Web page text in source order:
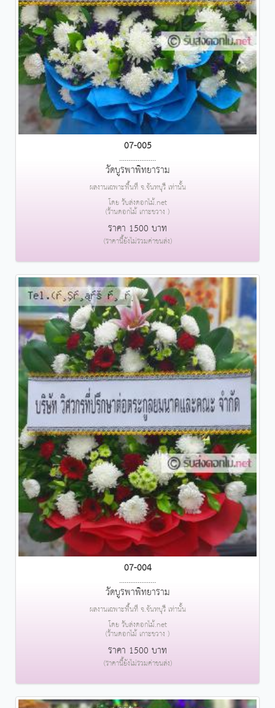
07-005
....................
วัดบูรพาพิทยาราม
ผลงานเฉพาะพื้นที่ จ.จันทบุรี เท่านั้น
โดย รับส่งดอกไม้.net
(ร้านดอกไม้ เกาะขวาง )
ราคา 1500 บาท
(ราคานี้ยังไม่รวมค่าขนส่ง)
07-004
....................
วัดบูรพาพิทยาราม
ผลงานเฉพาะพื้นที่ จ.จันทบุรี เท่านั้น
โดย รับส่งดอกไม้.net
(ร้านดอกไม้ เกาะขวาง )
ราคา 1500 บาท
(ราคานี้ยังไม่รวมค่าขนส่ง)